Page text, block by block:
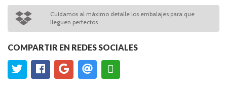
Cuidamos al máximo detalle los embalajes para que
lleguen perfectos
COMPARTIR EN REDES SOCIALES